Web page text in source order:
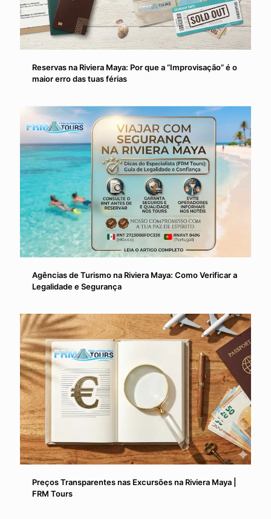
Reservas na Riviera Maya: Por que a “Improvisação” é o
maior erro das tuas férias
Agências de Turismo na Riviera Maya: Como Verificar a
Legalidade e Segurança
Preços Transparentes nas Excursões na Riviera Maya |
FRM Tours